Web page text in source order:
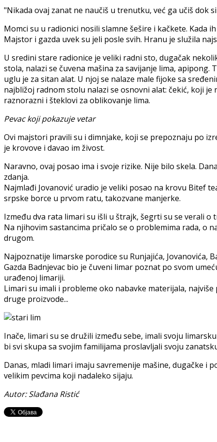
"Nikada ovaj zanat ne naučiš u trenutku, već ga učiš dok
Momci su u radionici nosili slamne šešire i kačkete. Kada
Majstor i gazda uvek su jeli posle svih. Hranu je služila
U sredini stare radionice je veliki radni sto, dugačak
stola, nalazi se čuvena mašina za savijanje lima,
uglu je za sitan alat. U njoj se nalaze male fijoke sa
najbližoj radnom stolu nalazi se osnovni alat: čekić, koji je
raznorazni i šteklovi za oblikovanje lima.
Pevac koji pokazuje vetar
Ovi majstori pravili su i dimnjake, koji se prepoznaju po
je krovove i davao im živost.
Naravno, ovaj posao ima i svoje rizike. Nije bilo skela.
zdanja.
Najmlađi Jovanović uradio je veliki posao na krovu Bitef
srpske borce u prvom ratu, takozvane manjerke.
Između dva rata limari su išli u štrajk, šegrti su se verali
Na njihovim sastancima pričalo se o problemima rada, o
drugom.
Najpoznatije limarske porodice su Runjajića, Jovanovića,
Gazda Badnjevac bio je čuveni limar poznat po svom
urađenoj limariji.
Limari su imali i probleme oko nabavke materijala,
druge proizvode...
Inače, limari su se družili između sebe, imali svoju
bi svi skupa sa svojim familijama proslavljali svoju
Danas, mladi limari imaju savremenije mašine, dugačke i
velikim pevcima koji nadaleko sijaju.
Autor: Slađana Ristić